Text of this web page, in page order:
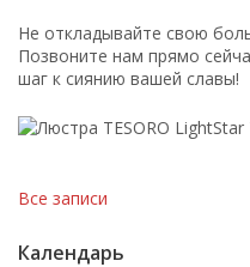
Не откладывайте свою
Позвоните нам прямо
шаг к сиянию вашей славы!
Все записи
Календарь